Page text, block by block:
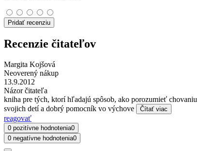
Pridať recenziu
Recenzie čitateľov
Margita Kojšová
Neoverený nákup
13.9.2012
Názor čitateľa
kniha pre tých, ktorí hľadajú spôsob, ako porozumieť chovaniu
svojich detí a dobrý pomocník vo výchove
Čítať viac
reagovať
0 pozitívne hodnotenia0
0 negatívne hodnotenia0